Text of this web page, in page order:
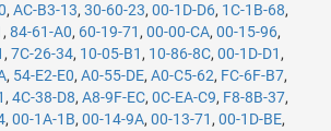
, AC-B3-13, 30-60-23, 00-1D-D6, 1C-1B-68,
, 84-61-A0, 60-19-71 , 00-00-CA, 00-15-96,
, 7C-26-34, 10-05-B1 , 10-86-8C, 00-1D-D1 ,
, 54-E2-E0, A0-55-DE, A0-C5-62, FC-6F-B7,
, 4C-38-D8, A8-9F-EC, 0C-EA-C9, F8-8B-37,
, 00-1A-1B, 00-14-9A, 00-13-71 , 00-1D-BE,